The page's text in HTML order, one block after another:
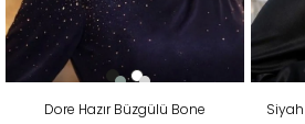
Dore Hazır Büzgülü Bone Siyah